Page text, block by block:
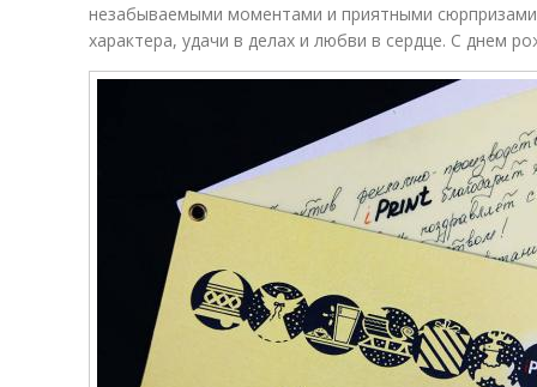
незабываемыми моментами и приятными
характера, удачи в делах и любви в сердце. С днем